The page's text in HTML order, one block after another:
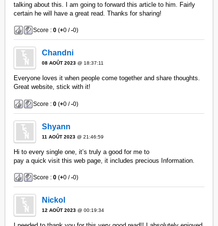
talking about this. I am going to forward this article to him. Fairly
certain he will have a great read. Thanks for sharing!
Score :0 (+0 /-0)
Chandni
08 AOÛT 2023 @ 18:37:11
Everyone loves it when people come together and share thoughts.
Great website, stick with it!
Score :0 (+0 /-0)
Shyann
11 AOÛT 2023 @ 21:46:59
Hi to every single one, it’s truly a good for me to
pay a quick visit this web page, it includes precious Information.
Score :0 (+0 /-0)
Nickol
12 AOÛT 2023 @ 00:19:34